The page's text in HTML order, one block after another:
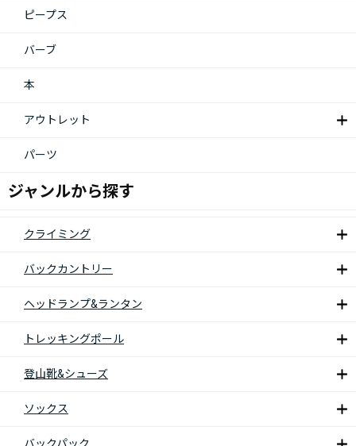
ピープス
バーブ
本
アウトレット
パーツ
ジャンルから探す
クライミング
バックカントリー
ヘッドランプ&ランタン
トレッキングポール
登山靴&シューズ
ソックス